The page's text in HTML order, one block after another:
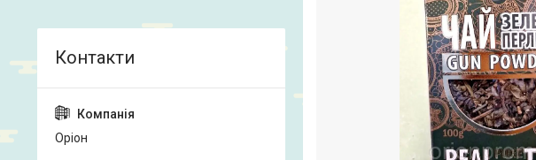
Оріон